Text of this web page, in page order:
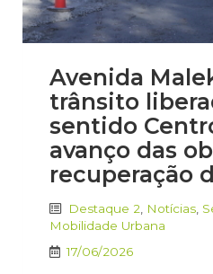
Avenida
trânsito
sentido
avanço das
recuperação
Destaque 2 Notícias
Mobilidade Urbana
17/06/2026